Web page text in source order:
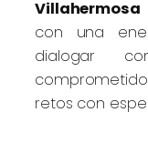
Villahermosa
con una
dialogar
retos con